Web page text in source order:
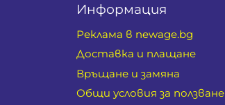
Информация
Реклама в newage.bg
Доставка и плащане
Връщане и замяна
Общи условия за ползване